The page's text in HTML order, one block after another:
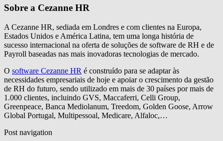
Sobre a Cezanne HR
A Cezanne HR, sediada em Londres e com clientes na Europa,
Estados Unidos e América Latina, tem uma longa história de
sucesso internacional na oferta de soluções de software de RH e de
Payroll baseadas nas mais inovadoras tecnologias de mercado.
O software Cezanne HR é construído para se adaptar às
necessidades empresariais de hoje e apoiar o crescimento da gestão
de RH do futuro, sendo utilizado em mais de 30 países por mais de
1.000 clientes, incluindo GVS, Maccaferri, Celli Group,
Greenpeace, Banca Mediolanum, Treedom, Golden Goose, Arrow
Global Portugal, Multipessoal, Medicare, Alfaloc,…
Post navigation